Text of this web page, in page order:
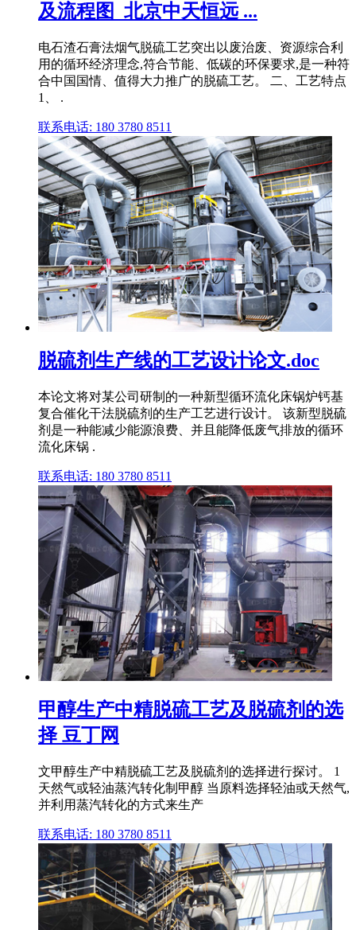
及流程图_北京中天恒远 ...
电石渣石膏法烟气脱硫工艺突出以废治废、资源综合利
用的循环经济理念,符合节能、低碳的环保要求,是一种符
合中国国情、值得大力推广的脱硫工艺。 二、工艺特点
1、 .
联系电话: 180 3780 8511
脱硫剂生产线的工艺设计论文.doc
本论文将对某公司研制的一种新型循环流化床锅炉钙基
复合催化干法脱硫剂的生产工艺进行设计。 该新型脱硫
剂是一种能减少能源浪费、并且能降低废气排放的循环
流化床锅 .
联系电话: 180 3780 8511
甲醇生产中精脱硫工艺及脱硫剂的选
择 豆丁网
文甲醇生产中精脱硫工艺及脱硫剂的选择进行探讨。 1
天然气或轻油蒸汽转化制甲醇 当原料选择轻油或天然气,
并利用蒸汽转化的方式来生产
联系电话: 180 3780 8511